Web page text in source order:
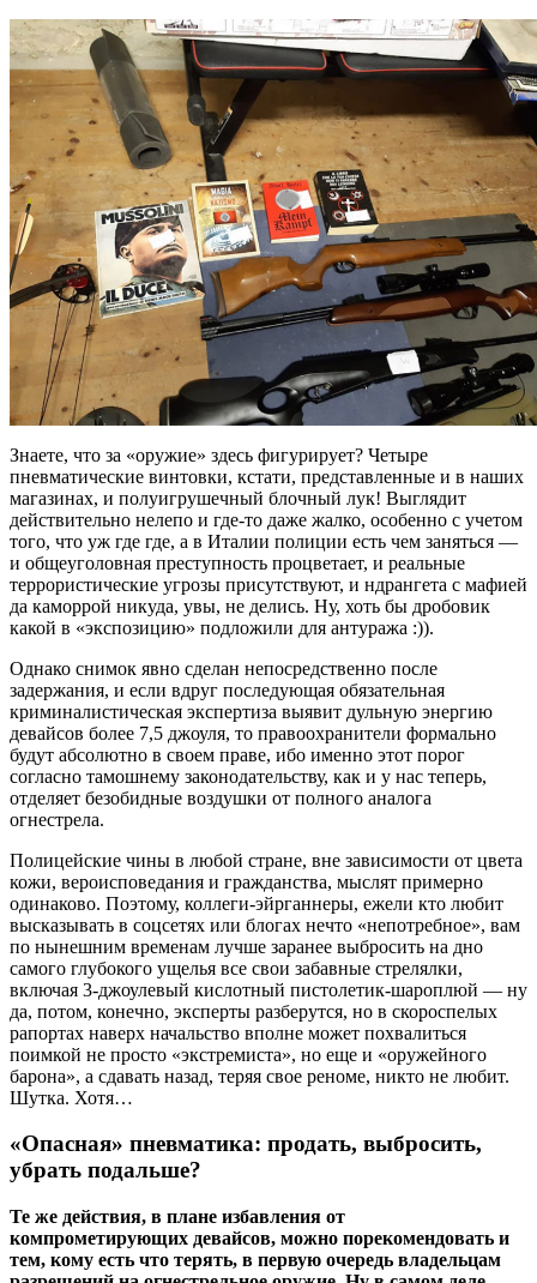
Знаете, что за «оружие» здесь фигурирует? Четыре
пневматические винтовки, кстати, представленные и в наших
магазинах, и полуигрушечный блочный лук! Выглядит
действительно нелепо и где-то даже жалко, особенно с учетом
того, что уж где где, а в Италии полиции есть чем заняться —
и общеуголовная преступность процветает, и реальные
террористические угрозы присутствуют, и ндрангета с мафией
да каморрой никуда, увы, не делись. Ну, хоть бы дробовик
какой в «экспозицию» подложили для антуража :)).
Однако снимок явно сделан непосредственно после
задержания, и если вдруг последующая обязательная
криминалистическая экспертиза выявит дульную энергию
девайсов более 7,5 джоуля, то правоохранители формально
будут абсолютно в своем праве, ибо именно этот порог
согласно тамошнему законодательству, как и у нас теперь,
отделяет безобидные воздушки от полного аналога
огнестрела.
Полицейские чины в любой стране, вне зависимости от цвета
кожи, вероисповедания и гражданства, мыслят примерно
одинаково. Поэтому, коллеги-эйрганнеры, ежели кто любит
высказывать в соцсетях или блогах нечто «непотребное», вам
по нынешним временам лучше заранее выбросить на дно
самого глубокого ущелья все свои забавные стрелялки,
включая 3-джоулевый кислотный пистолетик-шароплюй — ну
да, потом, конечно, эксперты разберутся, но в скороспелых
рапортах наверх начальство вполне может похвалиться
поимкой не просто «экстремиста», но еще и «оружейного
барона», а сдавать назад, теряя свое реноме, никто не любит.
Шутка. Хотя…
«Опасная» пневматика: продать, выбросить,
убрать подальше?
Те же действия, в плане избавления от
компрометирующих девайсов, можно порекомендовать и
тем, кому есть что терять, в первую очередь владельцам